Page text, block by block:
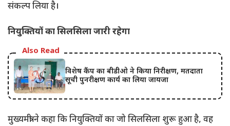
संकल्प लिया है।
नियुक्तियों का सिलसिला जारी रहेगा
Also Read
विशेष कैंप का बीडीओ ने किया निरीक्षण, मतदाता
सूची पुनरीक्षण कार्य का लिया जायजा
मुख्यमंत्री ने कहा कि नियुक्तियों का जो सिलसिला शुरू हुआ है, वह